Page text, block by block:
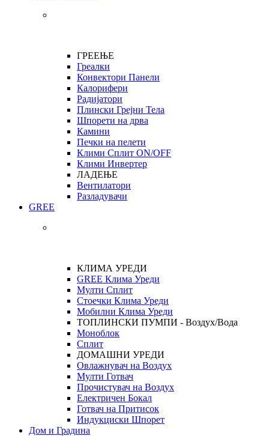
ГРЕЕЊЕ
Греалки
Конвектори Панели
Калорифери
Радијатори
Плински Грејни Тела
Шпорети на дрва
Камини
Печки на пелети
Клими Сплит ON/OFF
Клими Инвертер
ЛАДЕЊЕ
Вентилатори
Разладувачи
GREE
КЛИМА УРЕДИ
GREE Клима Уреди
Мулти Сплит
Стоечки Клима Уреди
Мобилни Клима Уреди
ТОПЛИНСКИ ПУМПИ - Воздух/Вода
Моноблок
Сплит
ДОМАШНИ УРЕДИ
Овлажнувач на Воздух
Мулти Готвач
Прочистувач на Воздух
Електричен Бокал
Готвач на Притисок
Индукциски Шпорет
Дом и Градина